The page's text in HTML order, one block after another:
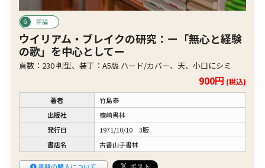
評論
ウイリアム・ブレイクの研究：ー「無心と経験
の歌」を中心としてー
頁数：230 判型、装丁：A5版 ハード/カバー、天、小口にシミ
900円 (税込)
著者
竹島泰
出版社
篠崎書林
発行日
1971/10/10 3版
書店名
古書山手書林